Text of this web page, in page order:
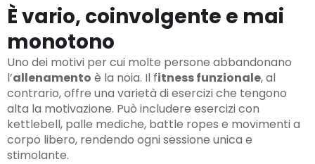
È vario, coinvolgente e mai
monotono
Uno dei motivi per cui molte persone abbandonano
l’allenamento è la noia. Il fitness funzionale, al
contrario, offre una varietà di esercizi che tengono
alta la motivazione. Può includere esercizi con
kettlebell, palle mediche, battle ropes e movimenti a
corpo libero, rendendo ogni sessione unica e
stimolante.